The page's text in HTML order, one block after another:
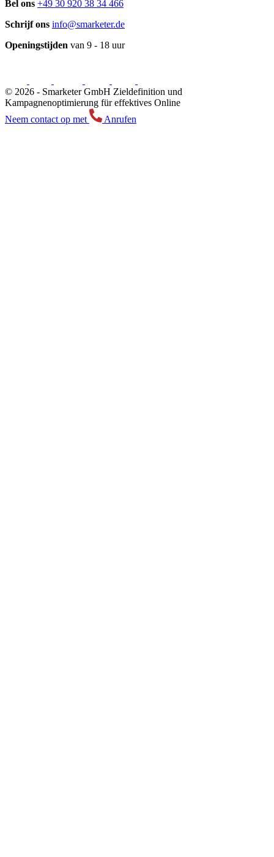
Bel ons +49 30 920 38 34 466
Schrijf ons info@smarketer.de
Openingstijden van 9 - 18 uur
© 2026 - Smarketer GmbH Zieldefinition und
Kampagnenoptimierung für effektives Online
Neem contact op met
Anrufen